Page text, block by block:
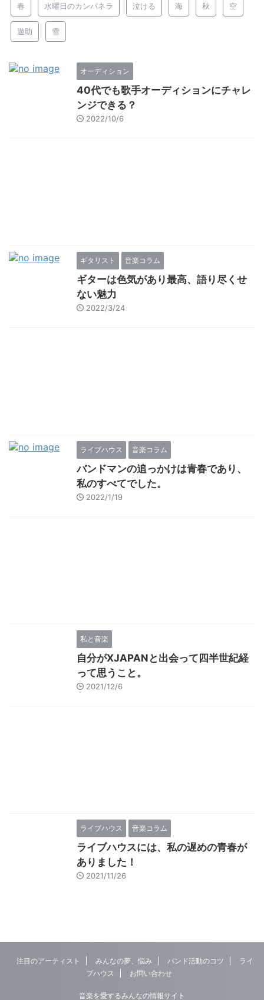
春 水曜日のカンパネラ 泣ける 海 秋 空
遊助 雪
オーディション
40代でも歌手オーディションにチャレ
ンジできる？
2022/10/6
ギタリスト 音楽コラム
ギターは色気があり最高、語り尽くせ
ない魅力
2022/3/24
ライブハウス 音楽コラム
バンドマンの追っかけは青春であり、
私のすべてでした。
2022/1/19
私と音楽
自分がXJAPANと出会って四半世紀経
って思うこと。
2021/12/6
ライブハウス 音楽コラム
ライブハウスには、私の遅めの青春が
ありました！
2021/11/26
注目のアーティスト みんなの夢、悩み バンド活動のコツ
ライ
ブハウス
お問い合わせ
音楽を愛するみんなの情報サイト